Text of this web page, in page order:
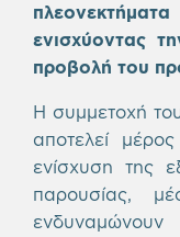
ενισχύοντας
προβολή του
Η συμμετοχή
αποτελεί
ενίσχυση της
παρουσίας,